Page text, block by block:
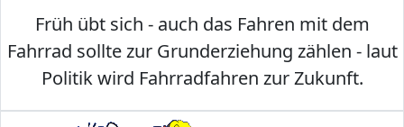
Früh übt sich - auch das Fahren mit dem
Fahrrad sollte zur Grunderziehung zählen - laut
Politik wird Fahrradfahren zur Zukunft.